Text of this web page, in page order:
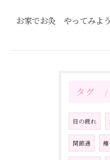
お家でお灸 やってみ
タグ
目の疲れ
関節通 痩